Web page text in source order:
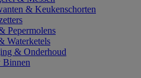
& Keukenschorten
Pepermolens
Waterketels
& Onderhoud
Binnen